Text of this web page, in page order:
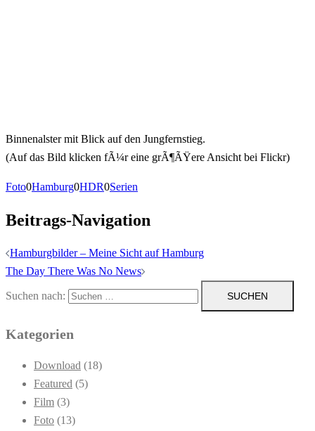
Binnenalster mit Blick auf den Jungfernstieg.
(Auf das Bild klicken fÃ¼r eine grÃ¶ÃŸere Ansicht bei Flickr)
Foto0Hamburg0HDR0Serien
Beitrags-Navigation
Hamburgbilder – Meine Sicht auf Hamburg
The Day There Was No News
Suchen nach:
Kategorien
Download (18)
Featured (5)
Film (3)
Foto (13)